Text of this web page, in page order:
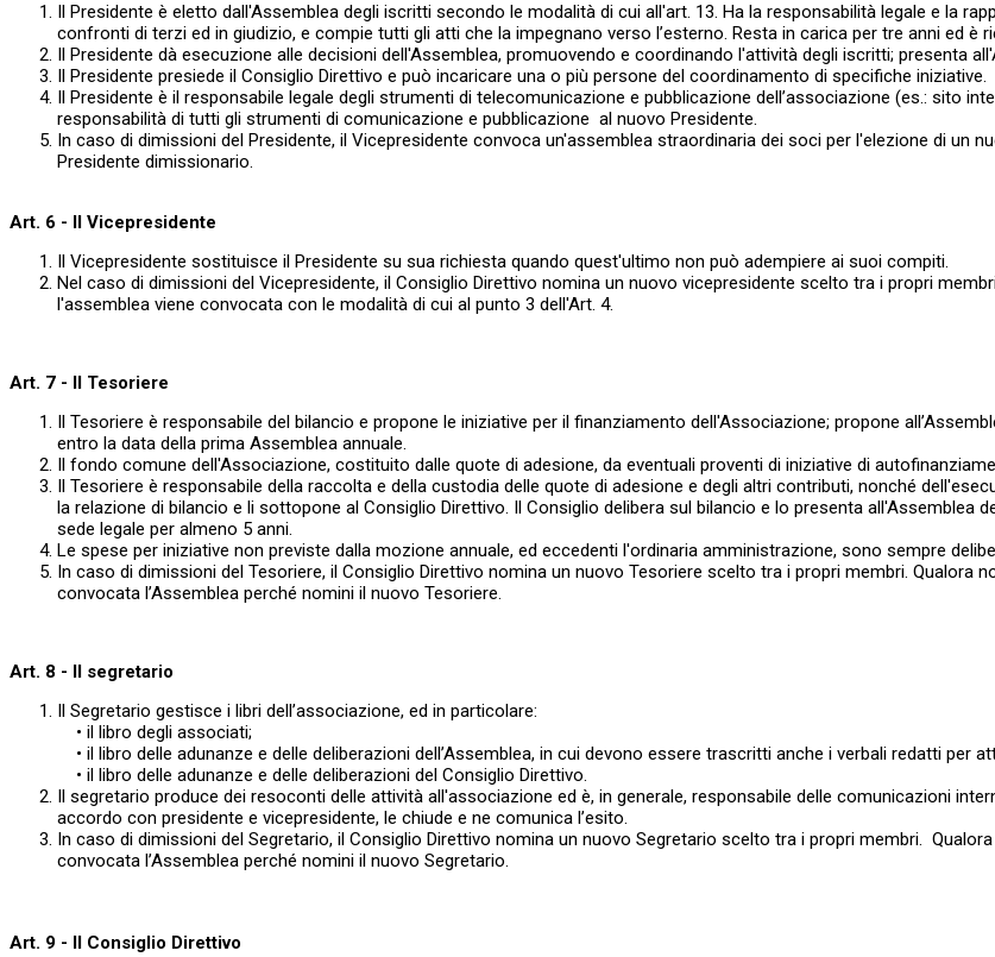
Il Presidente è eletto dall'Assemblea degli iscritti secondo le modalità di cui all'art. 13. Ha la responsabilità legale e la
confronti di terzi ed in giudizio, e compie tutti gli atti che la impegnano verso l’esterno. Resta in carica per tre anni ed è
Il Presidente dà esecuzione alle decisioni dell'Assemblea, promuovendo e coordinando l'attività degli iscritti; presenta
Il Presidente presiede il Consiglio Direttivo e può incaricare una o più persone del coordinamento di specifiche iniziative.
Il Presidente è il responsabile legale degli strumenti di telecomunicazione e pubblicazione dell’associazione (es.: sito
responsabilità di tutti gli strumenti di comunicazione e pubblicazione al nuovo Presidente.
In caso di dimissioni del Presidente, il Vicepresidente convoca un'assemblea straordinaria dei soci per l'elezione di un
Presidente dimissionario.
Art. 6 - Il Vicepresidente
Il Vicepresidente sostituisce il Presidente su sua richiesta quando quest'ultimo non può adempiere ai suoi compiti.
Nel caso di dimissioni del Vicepresidente, il Consiglio Direttivo nomina un nuovo vicepresidente scelto tra i propri
l'assemblea viene convocata con le modalità di cui al punto 3 dell'Art. 4.
Art. 7 - Il Tesoriere
Il Tesoriere è responsabile del bilancio e propone le iniziative per il finanziamento dell'Associazione; propone
entro la data della prima Assemblea annuale.
Il fondo comune dell'Associazione, costituito dalle quote di adesione, da eventuali proventi di iniziative di
Il Tesoriere è responsabile della raccolta e della custodia delle quote di adesione e degli altri contributi, nonché
la relazione di bilancio e li sottopone al Consiglio Direttivo. Il Consiglio delibera sul bilancio e lo presenta all'Assemblea
sede legale per almeno 5 anni.
Le spese per iniziative non previste dalla mozione annuale, ed eccedenti l'ordinaria amministrazione, sono sempre
In caso di dimissioni del Tesoriere, il Consiglio Direttivo nomina un nuovo Tesoriere scelto tra i propri membri. Qualora
convocata l’Assemblea perché nomini il nuovo Tesoriere.
Art. 8 - Il segretario
Il Segretario gestisce i libri dell’associazione, ed in particolare:
• il libro degli associati;
• il libro delle adunanze e delle deliberazioni dell’Assemblea, in cui devono essere trascritti anche i verbali redatti per
• il libro delle adunanze e delle deliberazioni del Consiglio Direttivo.
Il segretario produce dei resoconti delle attività all'associazione ed è, in generale, responsabile delle comunicazioni
accordo con presidente e vicepresidente, le chiude e ne comunica l’esito.
In caso di dimissioni del Segretario, il Consiglio Direttivo nomina un nuovo Segretario scelto tra i propri membri.
convocata l’Assemblea perché nomini il nuovo Segretario.
Art. 9 - Il Consiglio Direttivo